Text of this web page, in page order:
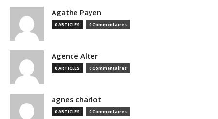
Agathe Payen
0 ARTICLES 0 Commentaires
Agence Alter
0 ARTICLES 0 Commentaires
agnes charlot
0 ARTICLES 0 Commentaires